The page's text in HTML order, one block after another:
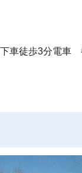
車徒歩3分電車